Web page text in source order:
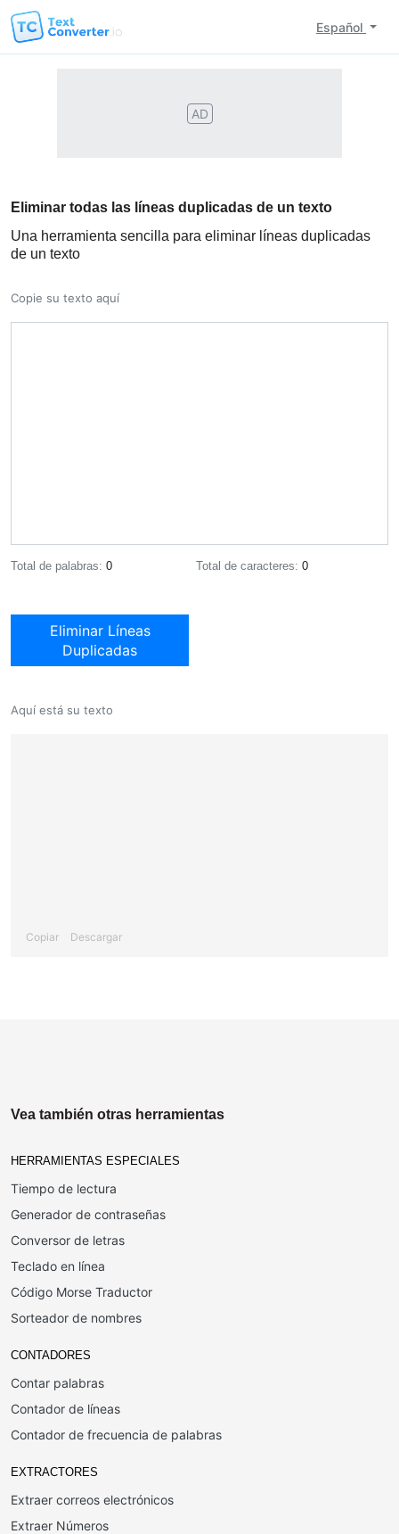
Español
AD
Eliminar todas las líneas duplicadas de un texto
Una herramienta sencilla para eliminar líneas duplicadas
de un texto
Copie su texto aquí
Total de palabras: 0 Total de caracteres: 0
Aquí está su texto
Copiar Descargar
Eliminar Líneas
Duplicadas
Vea también otras herramientas
HERRAMIENTAS ESPECIALES
Tiempo de lectura
Generador de contraseñas
Conversor de letras
Teclado en línea
Código Morse Traductor
Sorteador de nombres
CONTADORES
Contar palabras
Contador de líneas
Contador de frecuencia de palabras
EXTRACTORES
Extraer correos electrónicos
Extraer Números